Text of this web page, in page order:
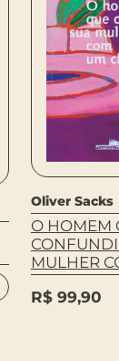
Oliver Sacks
O HOMEM
MULHER
CHAPÉU
R$ 99,90